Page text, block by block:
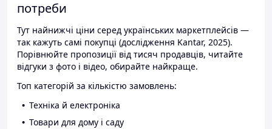
потреби
Тут найнижчі ціни серед українських маркетплейсів —
так кажуть самі покупці (дослідження Kantar, 2025).
Порівнюйте пропозиції від тисяч продавців, читайте
відгуки з фото і відео, обирайте найкраще.
Топ категорій за кількістю замовлень:
Техніка й електроніка
Товари для дому і саду